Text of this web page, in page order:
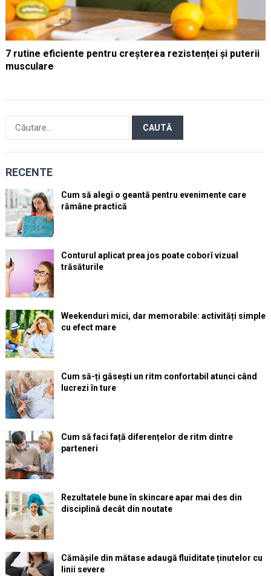
7 rutine eficiente pentru creșterea rezistenței și puterii
musculare
după:
RECENTE
Cum să alegi o geantă pentru evenimente care
rămâne practică
Conturul aplicat prea jos poate coborî vizual
trăsăturile
Weekenduri mici, dar memorabile: activități simple
cu efect mare
Cum să-ți găsești un ritm confortabil atunci când
lucrezi în ture
Cum să faci față diferențelor de ritm dintre
parteneri
Rezultatele bune în skincare apar mai des din
disciplină decât din noutate
Cămășile din mătase adaugă fluiditate ținutelor cu
linii severe